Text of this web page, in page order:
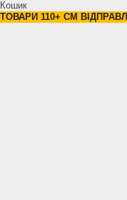
Кошик
ТОВАРИ 110+ СМ